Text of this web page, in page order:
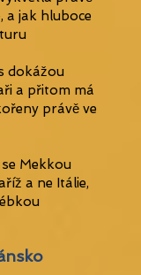
a jak hluboce
dokážou
a přitom má
právě ve
Mekkou
a ne Itálie,